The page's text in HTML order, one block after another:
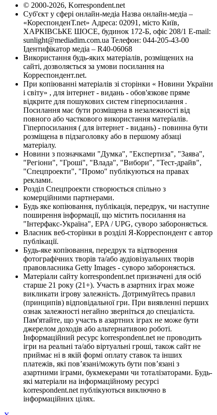
© 2000-2026, Korrespondent.net
Суб'єкт у сфері онлайн-медіа Назва онлайн-медіа –
«КореспонденТ.net» Адреса: 02091, місто Київ,
ХАРКІВСЬКЕ ШОСЕ, будинок 172-Б, офіс 208/1 E-mail:
sunlight@mediadim.com.ua Телефон: 044-205-43-00
Ідентифікатор медіа – R40-06068
Використання будь-яких матеріалів, розміщених на
сайті, дозволяється за умови посилання на
Корреспондент.net.
При копіюванні матеріалів зі сторінки « Новини України
і світу» , для інтернет - видань - обов'язкове пряме
відкрите для пошукових систем гіперпосилання .
Посилання має бути розміщена в незалежності від
повного або часткового використання матеріалів.
Гіперпосилання ( для інтернет - видань) - повинна бути
розміщена в підзаголовку або в першому абзаці
матеріалу.
Новини з позначками "Думка", "Експертиза", "Заява",
"Регіони", "Гроші", "Влада", "Вибори", "Тест-драйв",
"Спецпроекти", "Промо" публікуються на правах
реклами.
Розділ Спецпроекти створюється спільно з
комерційними партнерами.
Будь яке копіювання, публікація, передрук, чи наступне
поширення інформації, що містить посилання на
"Інтерфакс-Україна", EPA / UPG, суворо забороняється.
Власник веб-сторінки в розділі Я-Корреспондент є автор
публікації.
Будь-яке копіювання, передрук та відтворення
фотографічних творів та/або аудіовізуальних творів
правовласника Getty Images - суворо забороняється.
Матеріали сайту korrespondent.net призначені для осіб
старше 21 року (21+). Участь в азартних іграх може
викликати ігрову залежність. Дотримуйтесь правил
(принципів) відповідальної гри. При виявленні перших
ознак залежності негайно зверніться до спеціаліста.
Пам'ятайте, що участь в азартних іграх не може бути
джерелом доходів або альтернативою роботі.
Інформаційний ресурс korrespondent.net не проводить
ігри на реальні та/або віртуальні гроші, також сайт не
приймає ні в якій формі оплату ставок та інших
платежів, які пов’язані/можуть бути пов’язані з
азартними іграми, букмекерами чи тоталізаторами. Будь-
які матеріали на інформаційному ресурсі
korrespondent.net публікуються виключно в
інформаційних цілях.